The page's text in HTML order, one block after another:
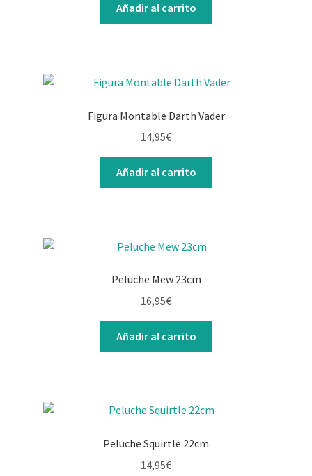
Añadir al carrito
Figura Montable Darth Vader
14,95€
Añadir al carrito
Peluche Mew 23cm
16,95€
Añadir al carrito
Peluche Squirtle 22cm
14,95€